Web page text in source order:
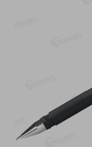
Каталог товаров
Специально для вас